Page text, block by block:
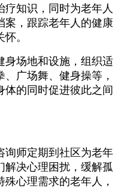
知识，同时为老年人
案，跟踪老年人的健康
。
身场地和设施，组织适
广场舞、健身操等，
体的同时促进彼此之间
询师定期到社区为老年
解决心理困扰，缓解孤
心理需求的老年人，